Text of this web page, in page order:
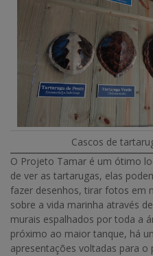
Cascos de
O Projeto Tamar é um ótimo
de ver as tartarugas, elas
fazer desenhos, tirar fotos em
sobre a vida marinha através
murais espalhados por toda a
próximo ao maior tanque, há
apresentações voltadas para o